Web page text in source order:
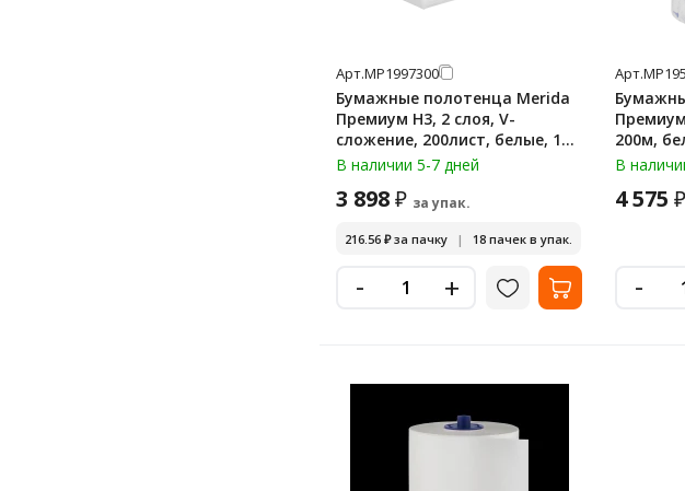
Арт.МР1997300
Бумажные полотенца Merida
Премиум H3, 2 слоя, V-
сложение, 200лист, белые, 18
пачек, BP1503
В наличии 5-7 дней
3 898₽ за упак.
216.56 ₽за пачку | 18 пачек в упак.
- +
Арт.
200м,
В
4 575 ₽
-